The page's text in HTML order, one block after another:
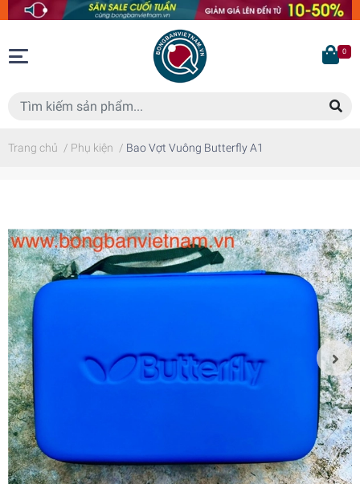
0
Trang chủ / Phụ kiện / Bao Vợt Vuông Butterfly A1